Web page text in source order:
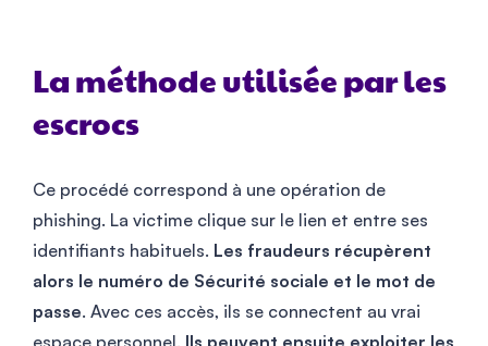
La méthode utilisée par les
escrocs
Ce procédé correspond à une opération de
phishing. La victime clique sur le lien et entre ses
identifiants habituels. Les fraudeurs récupèrent
alors le numéro de Sécurité sociale et le mot de
passe. Avec ces accès, ils se connectent au vrai